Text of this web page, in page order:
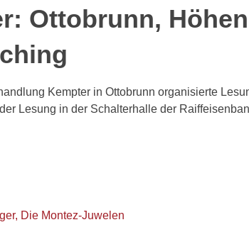
Ottobrunn,
Kempter in Ottobrunn organisierte
Lesung in der Schalterhalle der